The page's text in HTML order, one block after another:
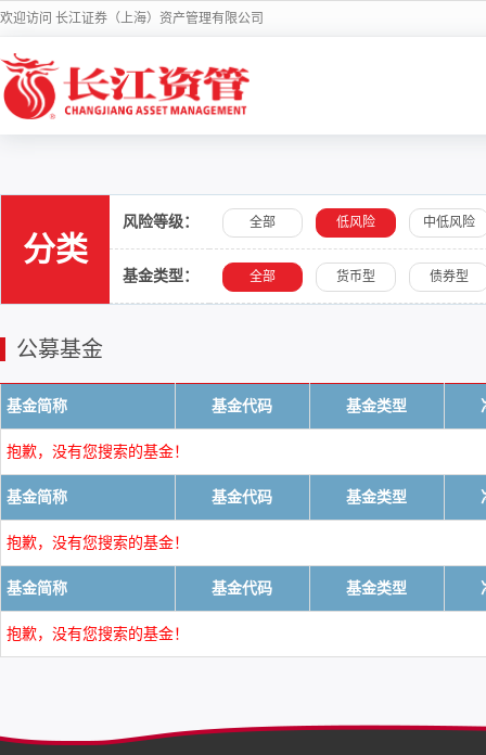
欢迎访问 长江证券（上海）资产管理有限公司
分类
风险等级： 全部 低风险 中低风险
基金类型： 全部 货币型 债券型
公募基金
基金简称 基金代码 基金类型
抱歉，没有您搜索的基金！
基金简称 基金代码 基金类型
抱歉，没有您搜索的基金！
基金简称 基金代码 基金类型
抱歉，没有您搜索的基金！